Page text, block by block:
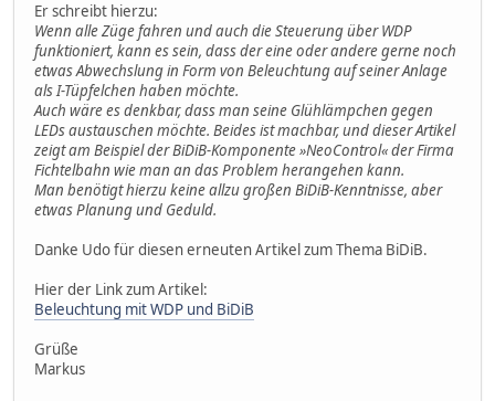
Er schreibt hierzu:
Wenn alle Züge fahren und auch die Steuerung über WDP
funktioniert, kann es sein, dass der eine oder andere gerne noch
etwas Abwechslung in Form von Beleuchtung auf seiner Anlage
als I-Tüpfelchen haben möchte.
Auch wäre es denkbar, dass man seine Glühlämpchen gegen
LEDs austauschen möchte. Beides ist machbar, und dieser Artikel
zeigt am Beispiel der BiDiB-Komponente »NeoControl« der Firma
Fichtelbahn wie man an das Problem herangehen kann.
Man benötigt hierzu keine allzu großen BiDiB-Kenntnisse, aber
etwas Planung und Geduld.
Danke Udo für diesen erneuten Artikel zum Thema BiDiB.
Hier der Link zum Artikel:
Beleuchtung mit WDP und BiDiB
Grüße
Markus